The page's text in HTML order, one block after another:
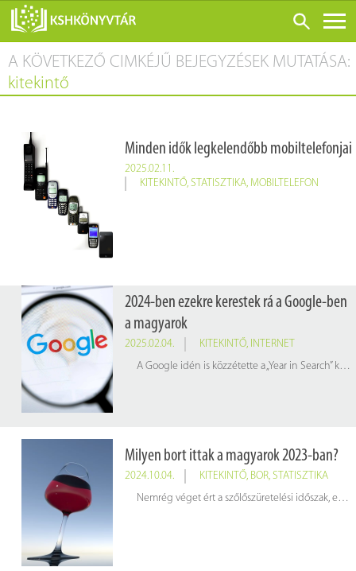
ONLINE KATALÓGUS
RÓLUNK
SZOLGÁLTATÁSOK
KONFERENCIÁK
ADATBÁZISOK
A KÖVETKEZŐ CIMKÉJŰ BEJEGYZÉSEK MUTATÁSA:
kitekintő
Minden idők legkelendőbb mobiltelefonjai
2025.02.11.
KITEKINTŐ, STATISZTIKA, MOBILTELEFON
2024-ben ezekre kerestek rá a Google-ben
a magyarok
2025.02.04. KITEKINTŐ, INTERNET
A Google idén is közzétette a „Year in Search” keresési listáit, amelyek ismertetik, hogy 2024-ben mik voltak a legnépszerűbb keresések Magyarországon és a világ többi részén. Az alábbi infografikán látható, hogy hazánkban a múlt évben a legtöbben a különböző témakörökben mikre kerestek rá.
Milyen bort ittak a magyarok 2023-ban?
2024.10.04. KITEKINTŐ, BOR, STATISZTIKA
Nemrég véget ért a szőlőszüretelési időszak, ennek apropóján hoztunk néhány érdekességet a nagyvilág és hazánk bortermelési- és fogyasztási szokásairól.